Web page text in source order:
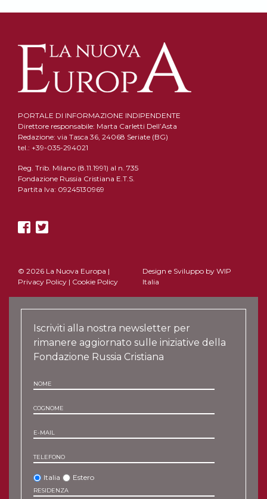
PORTALE DI INFORMAZIONE INDIPENDENTE
Direttore responsabile: Marta Carletti Dell’Asta
Redazione: via Tasca 36, 24068 Seriate (BG)
tel.: +39-035-294021
Reg. Trib. Milano (8.11.1991) al n. 735
Fondazione Russia Cristiana E.T.S.
Partita Iva: 09245130969
© 2026 La Nuova Europa |
Privacy Policy | Cookie Policy
Design e Sviluppo by WIP
Italia
Iscriviti alla nostra newsletter per
rimanere aggiornato sulle iniziative della
Fondazione Russia Cristiana
NOME
COGNOME
E-MAIL
TELEFONO
Italia Estero
RESIDENZA